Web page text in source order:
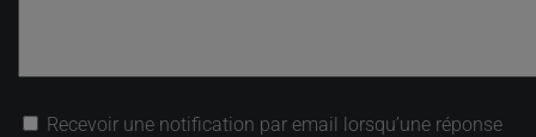
Recevoir une notification par email lorsqu’une réponse